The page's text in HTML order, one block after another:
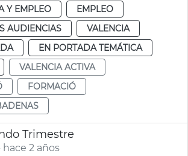
Y EMPLEO
EMPLEO
AUDIENCIAS
VALENCIA
EN PORTADA TEMÁTICA
VALENCIA ACTIVA
FORMACIÓ
Trimestre
2 años